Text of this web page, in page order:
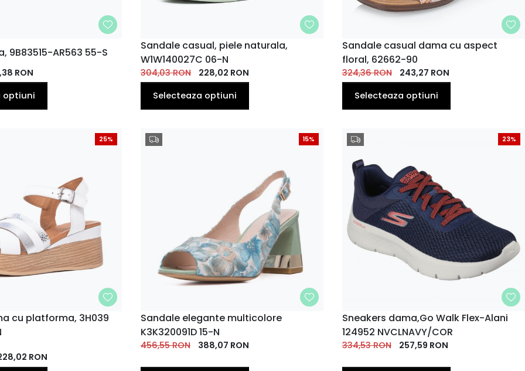
EU
9B83515-AR563 55-S
RON
optiuni
MARIME
36
EU
37
EU
38
EU EU
Sandale casual, piele naturala,
W1W140027C 06-N
304,03RON 228,02 RON
Selecteaza optiuni
MARIME
36
EU
37
EU
38
EU EU
Sandale casual dama cu aspect
floral, 62662-90
324,36RON 243,27 RON
Selecteaza optiuni
25%
cu platforma, 3H039
RON
15%
MARIME
35
EU
36
EU
37
EU EU
EU
Sandale elegante multicolore
K3K320091D 15-N
456,55RON 388,07 RON
23%
MARIME
35
EU
36
EU
37
EU
38
EU
EU
Sneakers dama,Go Walk Flex-Alani
124952 NVCLNAVY/COR
334,53RON 257,59 RON